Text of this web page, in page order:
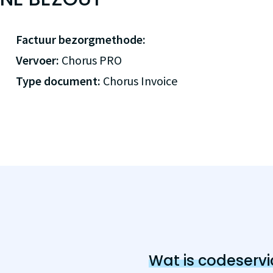
Factuur bezorgmethode:
Vervoer: Chorus PRO
Type document: Chorus Invoice
Wat is